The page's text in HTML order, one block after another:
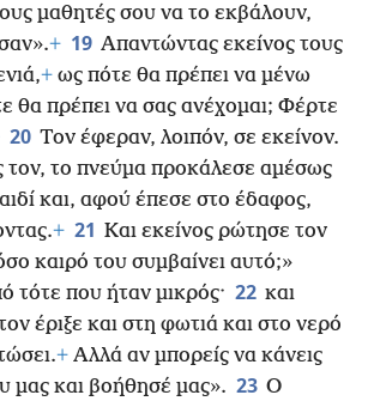
μαθητές σου να το εκβάλουν,
+ 19 Απαντώντας εκείνος τους
+ ως πότε θα πρέπει να μένω
θα πρέπει να σας ανέχομαι; Φέρτε
20 Τον έφεραν, λοιπόν, σε εκείνον.
τον, το πνεύμα προκάλεσε αμέσως
και, αφού έπεσε στο έδαφος,
+ 21 Και εκείνος ρώτησε τον
καιρό του συμβαίνει αυτό;»
τότε που ήταν μικρός· 22 και
έριξε και στη φωτιά και στο νερό
+ Αλλά αν μπορείς να κάνεις
μας και βοήθησέ μας». 23 Ο